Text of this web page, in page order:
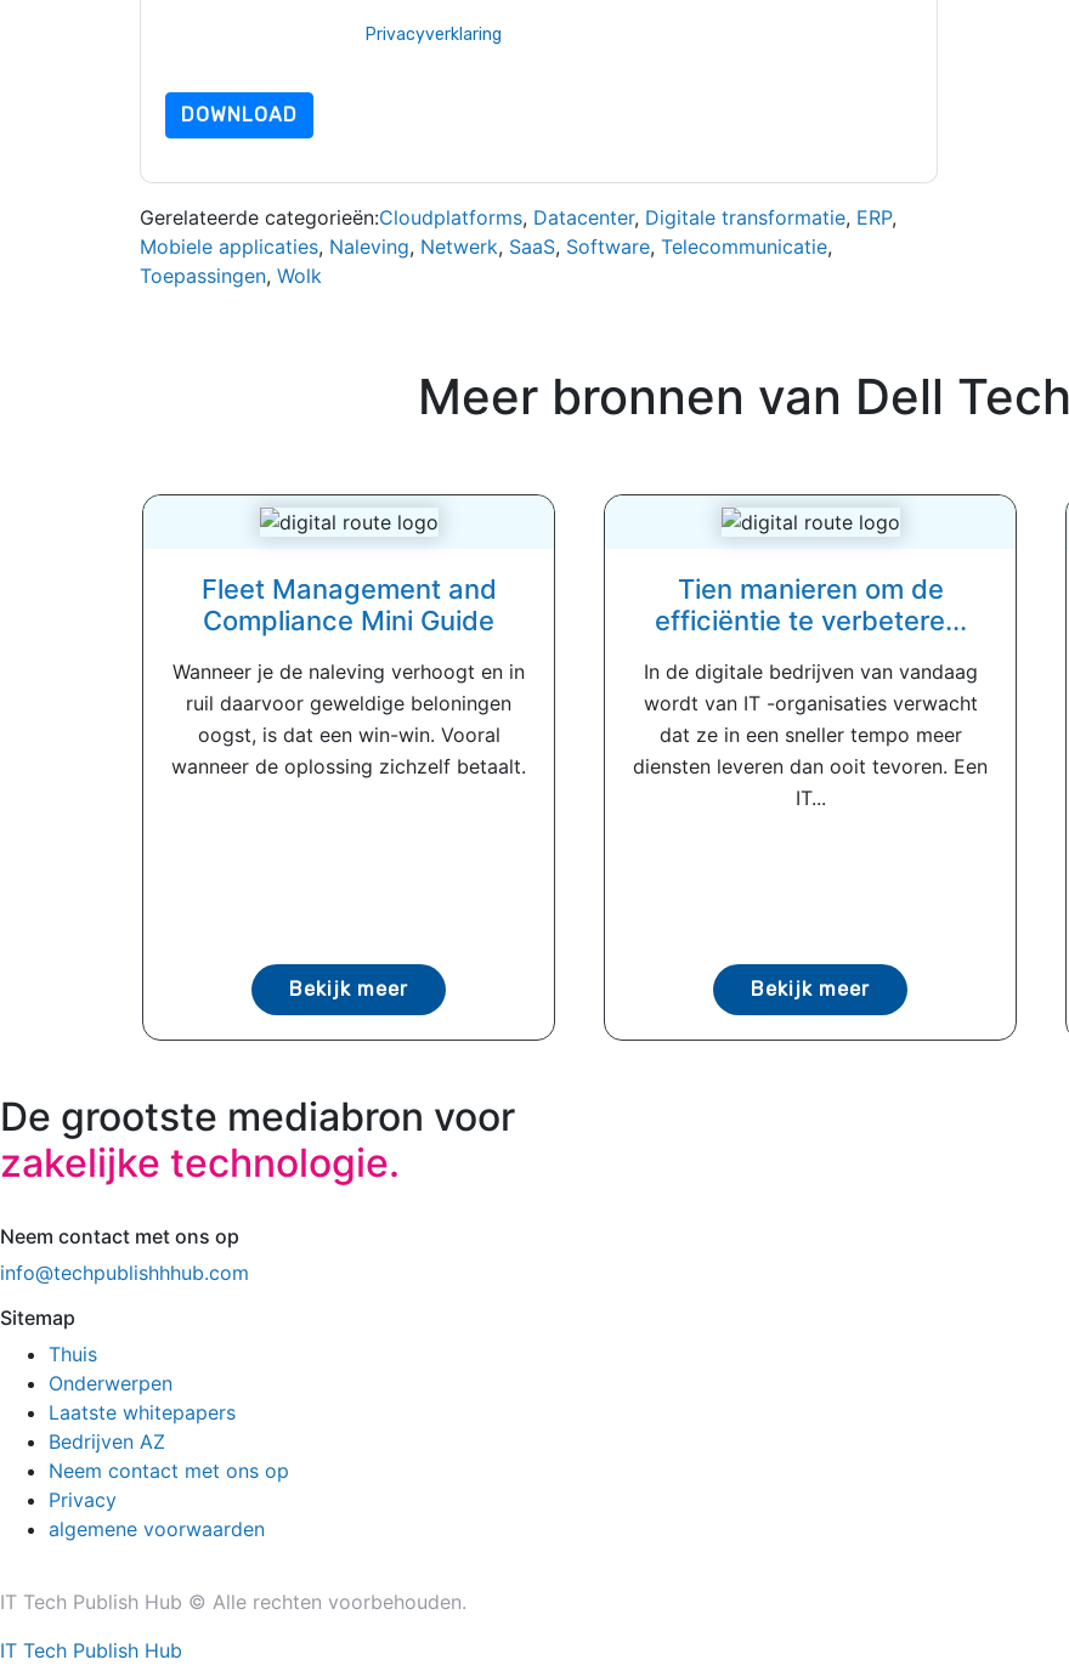
Privacyverklaring
DOWNLOAD
Gerelateerde categorieën:Cloudplatforms, Datacenter, Digitale transformatie, ERP,
Mobiele applicaties, Naleving, Netwerk, SaaS, Software, Telecommunicatie,
Toepassingen, Wolk
Meer bronnen van Dell
Fleet Management and
Compliance Mini Guide
Wanneer je de naleving verhoogt en in
ruil daarvoor geweldige beloningen
oogst, is dat een win-win. Vooral
wanneer de oplossing zichzelf betaalt.
Bekijk meer
Tien manieren om de
efficiëntie te verbetere...
In de digitale bedrijven van vandaag
wordt van IT -organisaties verwacht
dat ze in een sneller tempo meer
diensten leveren dan ooit tevoren. Een
IT...
Bekijk meer
De grootste mediabron voor
zakelijke technologie.
Neem contact met ons op
info@techpublishhhub.com
Sitemap
Thuis
Onderwerpen
Laatste whitepapers
Bedrijven AZ
Neem contact met ons op
Privacy
algemene voorwaarden
IT Tech Publish Hub © Alle rechten voorbehouden.
IT Tech Publish Hub